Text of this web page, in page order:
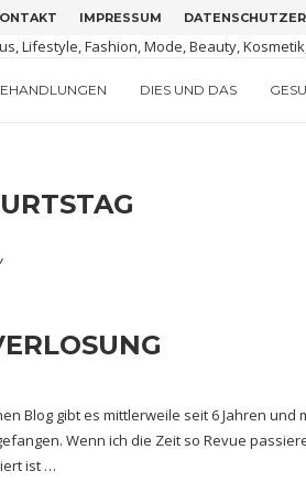
IMPRESSUM
DIES UND DAS
Blog gibt es mittlerweile seit 6 Jahren und
Wenn ich die Zeit so Revue
ist …